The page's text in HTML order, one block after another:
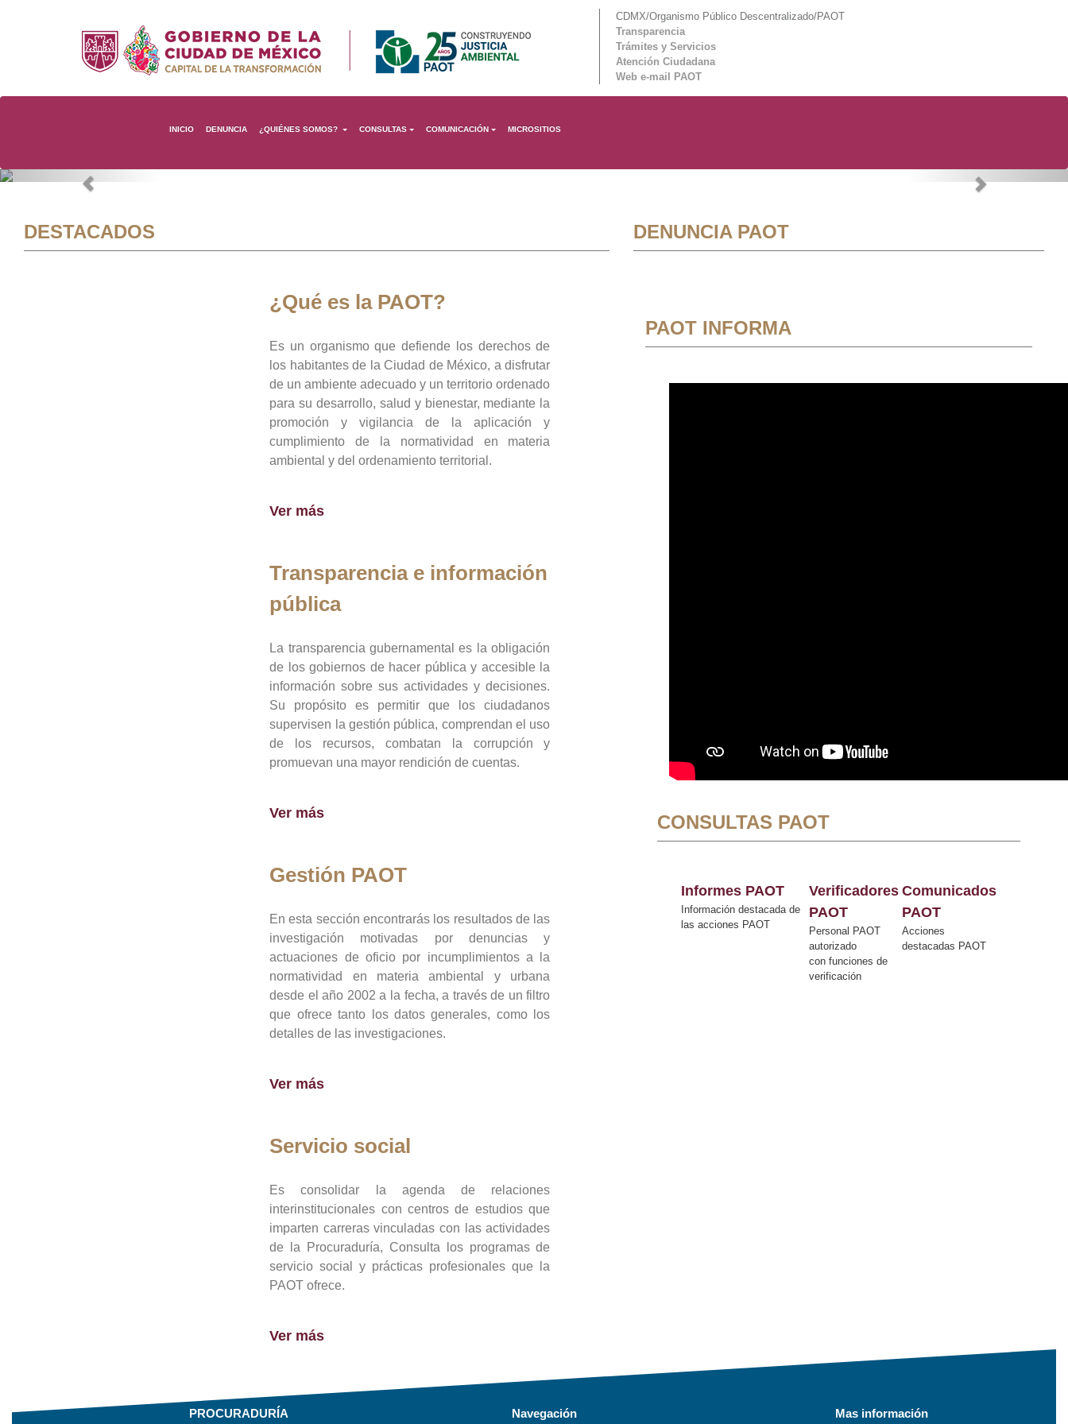
CDMX/Organismo Público Descentralizado/PAOT
Transparencia
Trámites y Servicios
Atención Ciudadana
Web e-mail PAOT
INICIO DENUNCIA ¿QUIÉNES SOMOS? CONSULTAS COMUNICACIÓN MICROSITIOS
Previous Next
DESTACADOS
¿Qué es la PAOT?
Es un organismo que defiende los derechos de
los habitantes de la Ciudad de México, a disfrutar
de un ambiente adecuado y un territorio ordenado
para su desarrollo, salud y bienestar, mediante la
promoción y vigilancia de la aplicación y
cumplimiento de la normatividad en materia
ambiental y del ordenamiento territorial.
Ver más
Transparencia e información
pública
La transparencia gubernamental es la obligación
de los gobiernos de hacer pública y accesible la
información sobre sus actividades y decisiones.
Su propósito es permitir que los ciudadanos
supervisen la gestión pública, comprendan el uso
de los recursos, combatan la corrupción y
promuevan una mayor rendición de cuentas.
Ver más
Gestión PAOT
En esta sección encontrarás los resultados de las
investigación motivadas por denuncias y
actuaciones de oficio por incumplimientos a la
normatividad en materia ambiental y urbana
desde el año 2002 a la fecha, a través de un filtro
que ofrece tanto los datos generales, como los
detalles de las investigaciones.
Ver más
Servicio social
Es consolidar la agenda de relaciones
interinstitucionales con centros de estudios que
imparten carreras vinculadas con las actividades
de la Procuraduría, Consulta los programas de
servicio social y prácticas profesionales que la
PAOT ofrece.
Ver más
DENUNCIA PAOT
PAOT INFORMA
CONSULTAS PAOT
Informes PAOT
Información destacada de
las acciones PAOT
Verificadores
PAOT
Personal PAOT
autorizado
con funciones de
verificación
Comunicados
PAOT
Acciones
destacadas PAOT
PROCURADURÍA Navegación Mas información